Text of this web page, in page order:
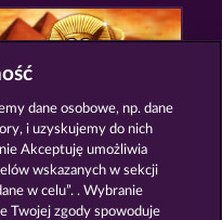
RICHES
dane osobowe, np. dane
i uzyskujemy do nich
Akceptuję umożliwia
wskazanych w sekcji
w celu”. . Wybranie
Twojej zgody spowoduje